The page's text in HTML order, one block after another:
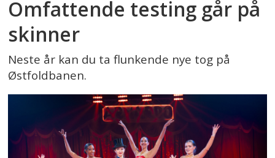
Omfattende testing går på
skinner
Neste år kan du ta flunkende nye tog på
Østfoldbanen.